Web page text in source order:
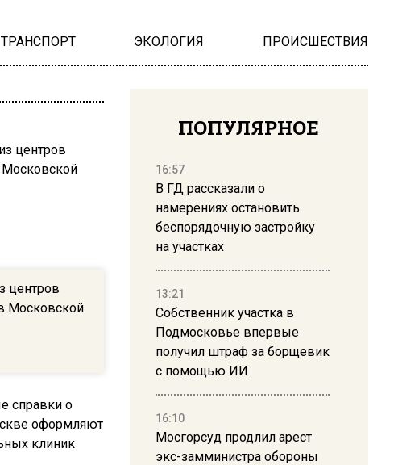
ТРАНСПОРТ ЭКОЛОГИЯ ПРОИСШЕСТВИЯ
центров
Московской
ПОПУЛЯРНОЕ
16:57
В ГД рассказали о
намерениях остановить
беспорядочную застройку
на участках
13:21
Собственник участка в
Подмосковье впервые
получил штраф за борщевик
с помощью ИИ
16:10
Мосгорсуд продлил арест
экс-замминистра обороны